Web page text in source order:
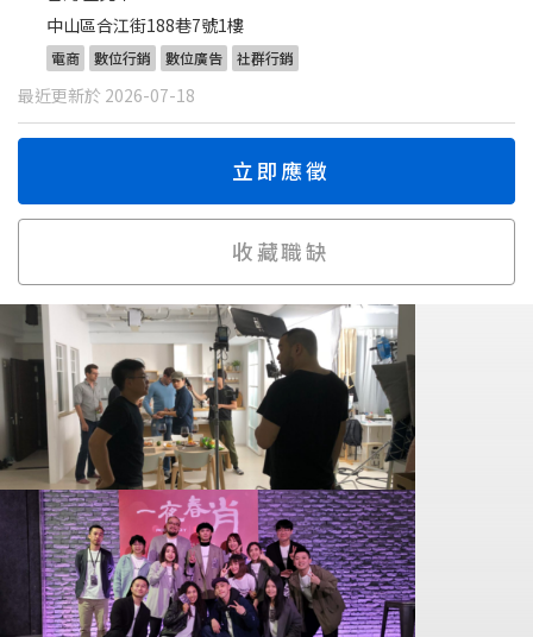
中山區合江街188巷7號1樓
電商 數位行銷 數位廣告 社群行銷
最近更新於 2026-07-18
立即應徵
收藏職缺